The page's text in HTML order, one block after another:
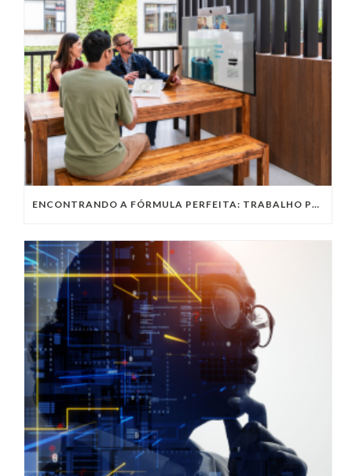
ENCONTRANDO A FÓRMULA PERFEITA: TRABALHO PRESENCIAL, HOME OFFICE OU TRABALHO HÍBRIDO?